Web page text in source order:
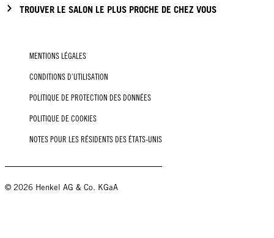
TROUVER LE SALON LE PLUS PROCHE DE CHEZ VOUS
MENTIONS LÉGALES
CONDITIONS D’UTILISATION
POLITIQUE DE PROTECTION DES DONNÉES
POLITIQUE DE COOKIES
NOTES POUR LES RÉSIDENTS DES ÉTATS-UNIS
© 2026 Henkel AG & Co. KGaA